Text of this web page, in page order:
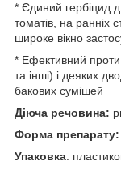
* Єдиний гербіцид
томатів, на ранніх
широке вікно
* Ефективний
та інші) і деяких
бакових сумішей
Діюча речовина:
Форма препарату:
Упаковка: